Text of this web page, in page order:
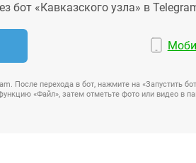
бот «Кавказского узла» в
После перехода в бот, нажмите на «Запустить
«Файл», затем отметьте фото или видео в